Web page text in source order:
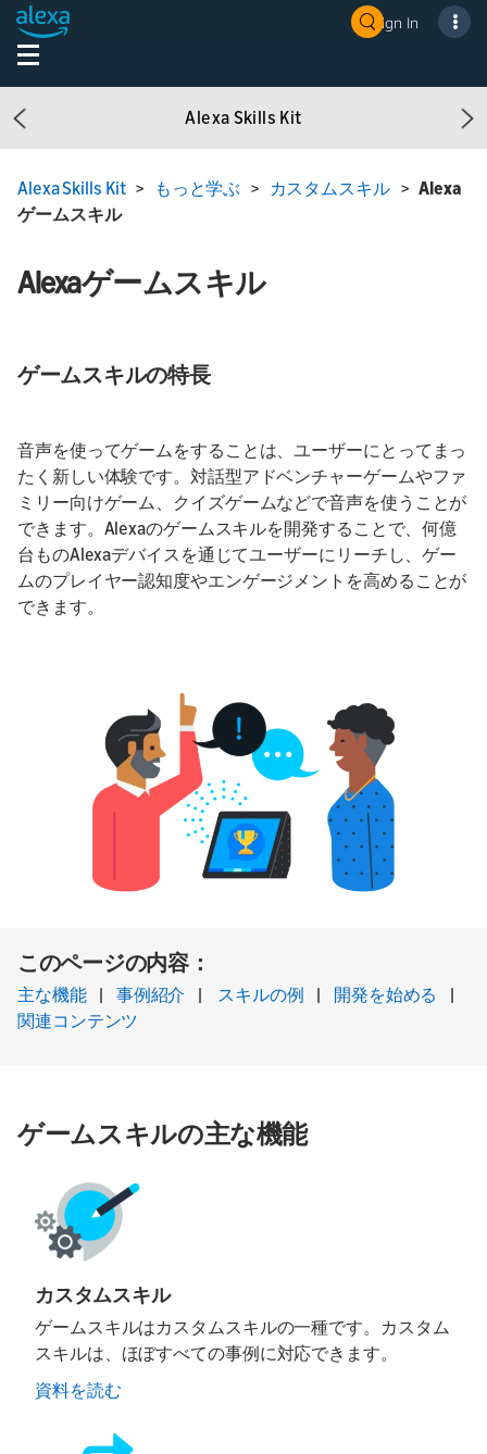
Sign In
Alexa Skills Kit
Previous
Alexa Skills Kit> もっと学ぶ > カスタムスキル>Alexa
ゲームスキル
Alexaゲームスキル
ゲームスキルの特長
音声を使ってゲームをすることは、ユーザーにとってまっ
たく新しい体験です。対話型アドベンチャーゲームやファ
ミリー向けゲーム、クイズゲームなどで音声を使うことが
できます。Alexaのゲームスキルを開発することで、何億
台ものAlexaデバイスを通じてユーザーにリーチし、ゲー
ムのプレイヤー認知度やエンゲージメントを高めることが
できます。
このページの内容：
主な機能| 事例紹介 | スキルの例 | 開発を始める
|
関連コンテンツ
ゲームスキルの主な機能
カスタムスキル
ゲームスキルはカスタムスキルの一種です。カスタム
スキルは、ほぼすべての事例に対応できます。
資料を読む